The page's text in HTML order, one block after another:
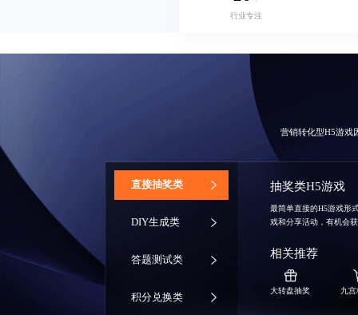
行业专注
营销转化型H5游戏
‌直接抽奖类
DIY生成类
答题测试类
积分兑换类
抽奖类H5游戏
最简单直接的H5游戏形
戏和分享活动，有机会
相关推荐
大转盘抽奖 九